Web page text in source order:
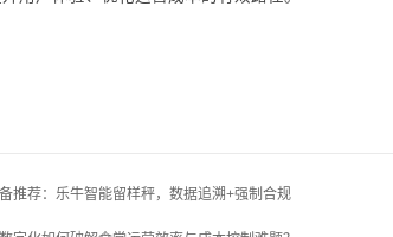
推荐：乐牛智能留样秤，数据追溯+强制合规